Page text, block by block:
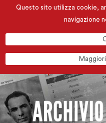
Questo sito utilizza cookie,
navigazione